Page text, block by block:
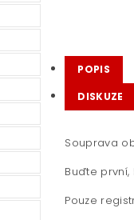
POPIS
DISKUZE
Souprava
Buďte
Pouze